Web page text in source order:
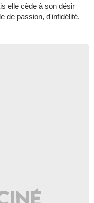
elle cède à son désir
de passion, d'infidélité,